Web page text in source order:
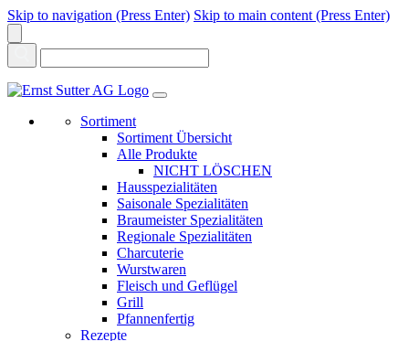
Skip to navigation (Press Enter) Skip to main content (Press Enter)
Sortiment
Sortiment Übersicht
Alle Produkte
NICHT LÖSCHEN
Hausspezialitäten
Saisonale Spezialitäten
Braumeister Spezialitäten
Regionale Spezialitäten
Charcuterie
Wurstwaren
Fleisch und Geflügel
Grill
Pfannenfertig
Rezepte